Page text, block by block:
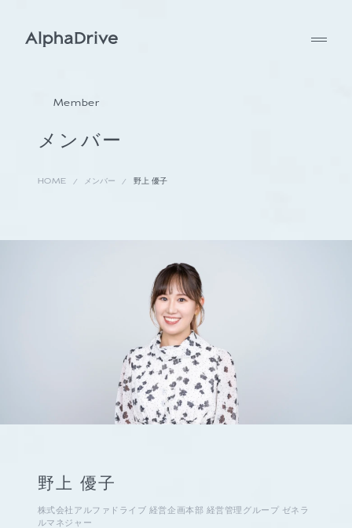
メンバー
Member
HOME メンバー 野上 優子
野上 優子
株式会社アルファドライブ 経営企画本部 経営管理グループ ゼネラ
ルマネジャー